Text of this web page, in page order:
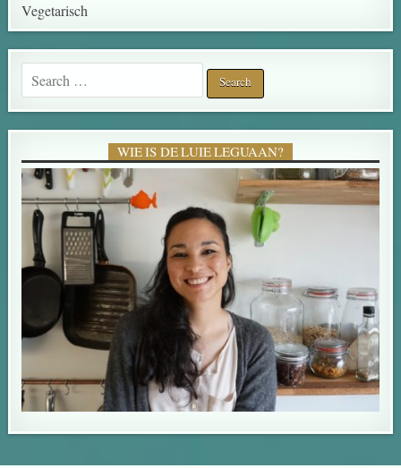
Vegetarisch
Search for:
WIE IS DE LUIE LEGUAAN?